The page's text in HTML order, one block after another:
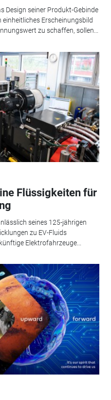
Design seiner Produkt-Gebinde
einheitliches Erscheinungsbild
zu schaffen, sollen...
Flüssigkeiten für
seines 125-jährigen
zu EV-Fluids
Elektrofahrzeuge...